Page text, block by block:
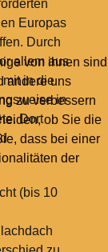
Europas
Durch
allem aus
mit in die
in
Dort
(bis 10
von ihnen sind
andere uns
zu verbessern
ob Sie die
dass bei einer
der